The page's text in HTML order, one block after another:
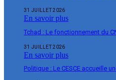
31 JUILLET 2026
En savoir plus
Tchad : Le fonctionnement du
31 JUILLET 2026
En savoir plus
Politique : Le CESCE accueille